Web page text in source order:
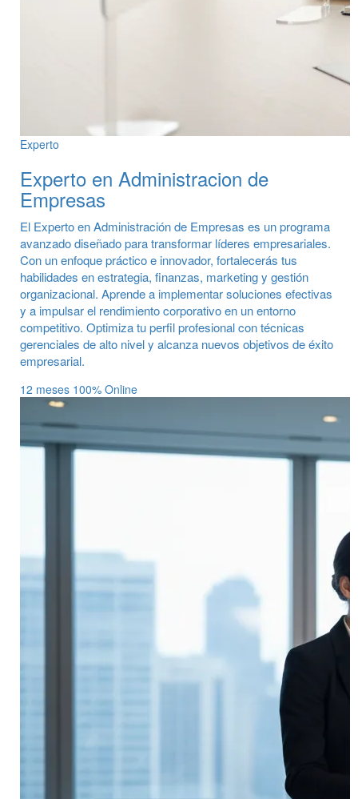
Experto
Experto en Administracion de
Empresas
El Experto en Administración de Empresas es un programa
avanzado diseñado para transformar líderes empresariales.
Con un enfoque práctico e innovador, fortalecerás tus
habilidades en estrategia, finanzas, marketing y gestión
organizacional. Aprende a implementar soluciones efectivas
y a impulsar el rendimiento corporativo en un entorno
competitivo. Optimiza tu perfil profesional con técnicas
gerenciales de alto nivel y alcanza nuevos objetivos de éxito
empresarial.
12 meses 100% Online